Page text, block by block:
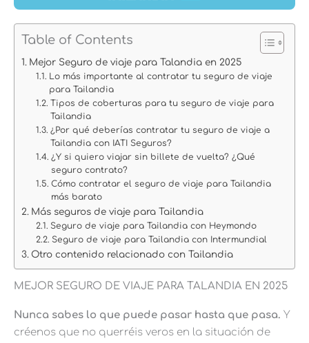
Table of Contents
Mejor Seguro de viaje para Talandia en 2025
Lo más importante al contratar tu seguro de viaje
para Tailandia
Tipos de coberturas para tu seguro de viaje para
Tailandia
¿Por qué deberías contratar tu seguro de viaje a
Tailandia con IATI Seguros?
¿Y si quiero viajar sin billete de vuelta? ¿Qué
seguro contrato?
Cómo contratar el seguro de viaje para Tailandia
más barato
Más seguros de viaje para Tailandia
Seguro de viaje para Tailandia con Heymondo
Seguro de viaje para Tailandia con Intermundial
Otro contenido relacionado con Tailandia
MEJOR SEGURO DE VIAJE PARA TALANDIA EN 2025
Nunca sabes lo que puede pasar hasta que pasa. Y
créenos que no querréis veros en la situación de